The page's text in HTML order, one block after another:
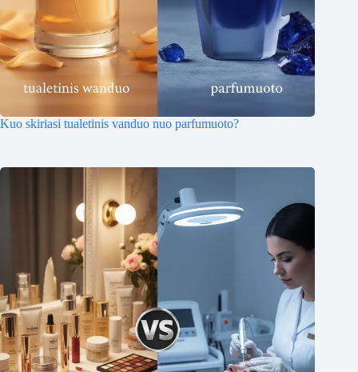
Kuo skiriasi tualetinis vanduo nuo parfumuoto?